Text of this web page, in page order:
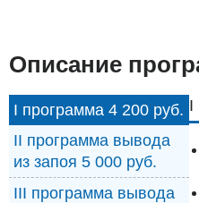
Описание
I программа 4 200 руб.
II программа вывода
из запоя 5 000 руб.
III программа вывода
I